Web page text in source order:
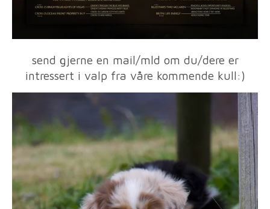
send gjerne en mail/mld om du/dere er
intressert i valp fra våre kommende kull:)